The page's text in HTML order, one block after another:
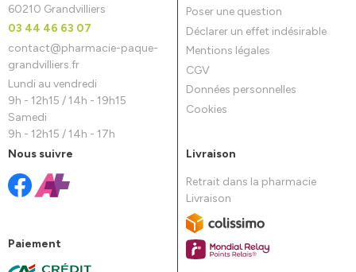
60210 Grandvilliers
03 44 46 63 07
contact@pharmacie-paque-
grandvilliers.fr
Lundi au vendredi
9h - 12h15 / 14h - 19h15
Samedi
9h - 12h15 / 14h - 17h
Poser une question
Déclarer un effet indésirable
Mentions légales
CGV
Données personnelles
Cookies
Nous suivre
Paiement
Livraison
Retrait dans la pharmacie
Livraison